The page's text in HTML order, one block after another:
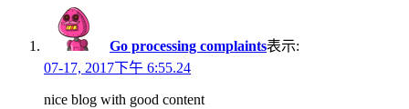
Go processing complaints表示:
07-17, 2017下午 6:55.24
nice blog with good content